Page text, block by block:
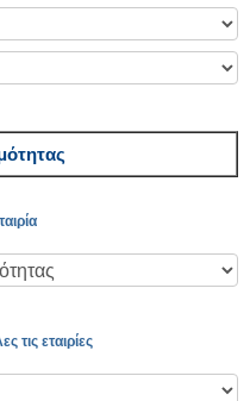
τις εταιρίες